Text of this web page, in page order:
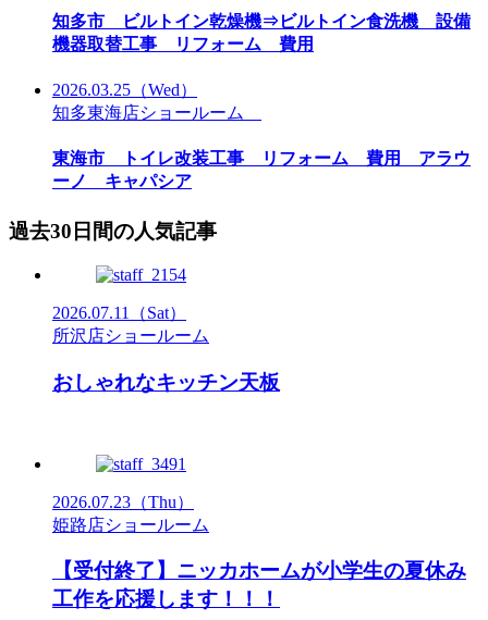
知多市 ビルトイン乾燥機⇒ビルトイン食洗機 設備
機器取替工事 リフォーム 費用
2026.03.25 （Wed）
知多東海店ショールーム
東海市 トイレ改装工事 リフォーム 費用 アラウ
ーノ キャパシア
過去30日間の人気記事
2026.07.11
（Sat）
所沢店ショールーム
おしゃれなキッチン天板
2026.07.23 （Thu）
姫路店ショールーム
【受付終了】ニッカホームが小学生の夏休み
工作を応援します！！！